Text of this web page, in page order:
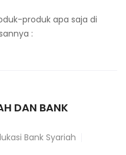
produk apa saja di
:
DAN BANK
Bank Syariah